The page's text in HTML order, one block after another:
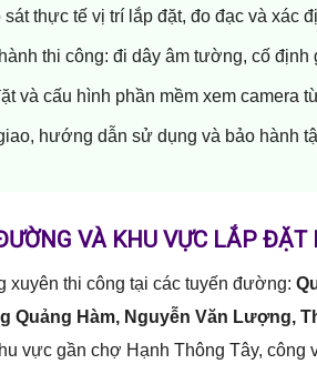
sát thực tế vị trí lắp đặt, đo đạc và xác
thi công: đi dây âm tường, cố
và cấu hình phần mềm xem camera
hướng dẫn sử dụng và bảo hành
VÀ KHU VỰC LẮP
xuyên thi công tại các tuyến đường:
Quảng Hàm, Nguyễn Văn Lượng,
vực gần chợ Hạnh Thông Tây, công